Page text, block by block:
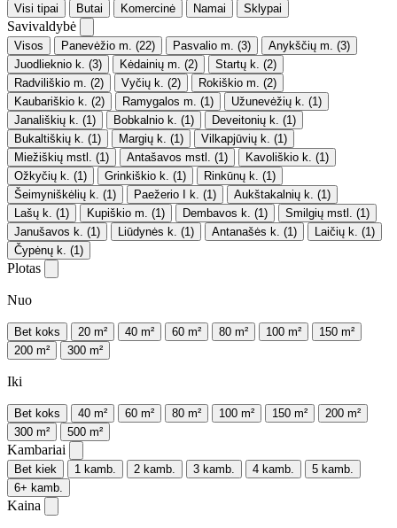
Visi tipai Butai Komercinė Namai Sklypai
Savivaldybė
Visos Panevėžio m. (22) Pasvalio m. (3) Anykščių m. (3)
Juodlieknio k. (3) Kėdainių m. (2) Startų k. (2)
Radviliškio m. (2) Vyčių k. (2) Rokiškio m. (2)
Kaubariškio k. (2) Ramygalos m. (1) Užunevėžių k. (1)
Janališkių k. (1) Bobkalnio k. (1) Deveitonių k. (1)
Bukaltiškių k. (1) Margių k. (1) Vilkapjūvių k. (1)
Miežiškių mstl. (1) Antašavos mstl. (1) Kavoliškio k. (1)
Ožkyčių k. (1) Grinkiškio k. (1) Rinkūnų k. (1)
Šeimyniškėlių k. (1) Paežerio I k. (1) Aukštakalnių k. (1)
Lašų k. (1) Kupiškio m. (1) Dembavos k. (1) Smilgių mstl. (1)
Janušavos k. (1) Liūdynės k. (1) Antanašės k. (1) Laičių k. (1)
Čypėnų k. (1)
Plotas
Nuo
Bet koks 20 m² 40 m² 60 m² 80 m² 100 m²
150 m²
200 m²
300 m²
Iki
Bet koks 40 m² 60 m² 80 m² 100 m² 150 m²
200 m²
300 m²
500 m²
Kambariai
Bet kiek 1 kamb. 2 kamb. 3 kamb. 4 kamb.
5 kamb.
6+ kamb.
Kaina